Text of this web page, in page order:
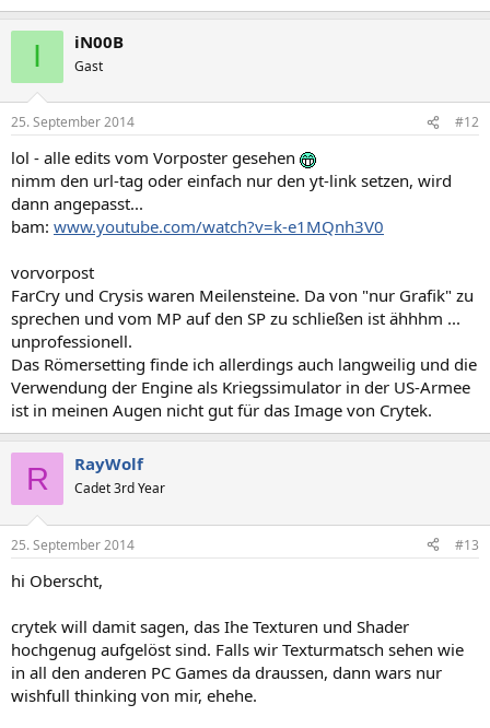
I iN00B
Gast
25. September 2014 #12
lol - alle edits vom Vorposter gesehen
nimm den url-tag oder einfach nur den yt-link setzen, wird
dann angepasst...
bam: www.youtube.com/watch?v=k-e1MQnh3V0
vorvorpost
FarCry und Crysis waren Meilensteine. Da von "nur Grafik" zu
sprechen und vom MP auf den SP zu schließen ist ähhhm ...
unprofessionell.
Das Römersetting finde ich allerdings auch langweilig und die
Verwendung der Engine als Kriegssimulator in der US-Armee
ist in meinen Augen nicht gut für das Image von Crytek.
R RayWolf
Cadet 3rd Year
25. September 2014 #13
hi Oberscht,
crytek will damit sagen, das Ihe Texturen und Shader
hochgenug aufgelöst sind. Falls wir Texturmatsch sehen wie
in all den anderen PC Games da draussen, dann wars nur
wishfull thinking von mir, ehehe.